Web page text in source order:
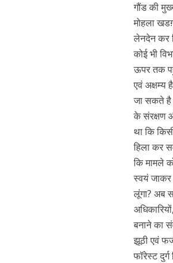
गौंड की
मोहला
लेनदेन कर
कोई भी
ऊपर तक
एवं अक्षम्य
जा सकते है
के संरक्षण
था कि
हिला कर
कि मामले
स्वयं जाकर
लूंगा? अब
बनाने का
झूठी एवं
फॉरेस्ट